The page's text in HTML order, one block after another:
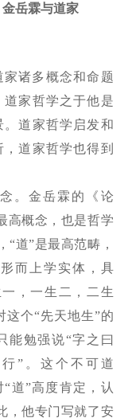
岳霖与道家
诸多概念和命题
家哲学之于他是
道家哲学启发和
道家哲学也得到
。金岳霖的《论
高概念，也是哲学
道”是最高范畴，
而上学实体，具
，一生二，二生
这个“先天地生”的
能勉强说“字之曰
”。这个不可道
道”高度肯定，认
，他专门写就了安